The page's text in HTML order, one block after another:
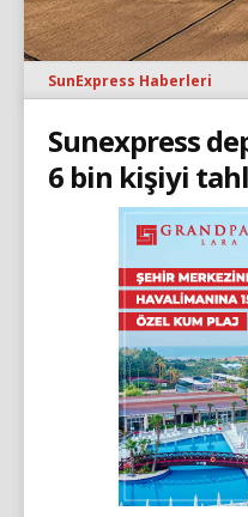
SunExpress Haberleri
Sunexpress
6 bin kişiyi